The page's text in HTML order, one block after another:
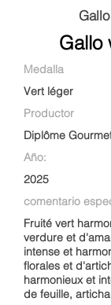
Gallo
Medalla
Vert léger
Productor
Diplôme
Año:
2025
comentario
Fruité vert
verdure et
intense et
florales et
harmonieux et
de feuille,